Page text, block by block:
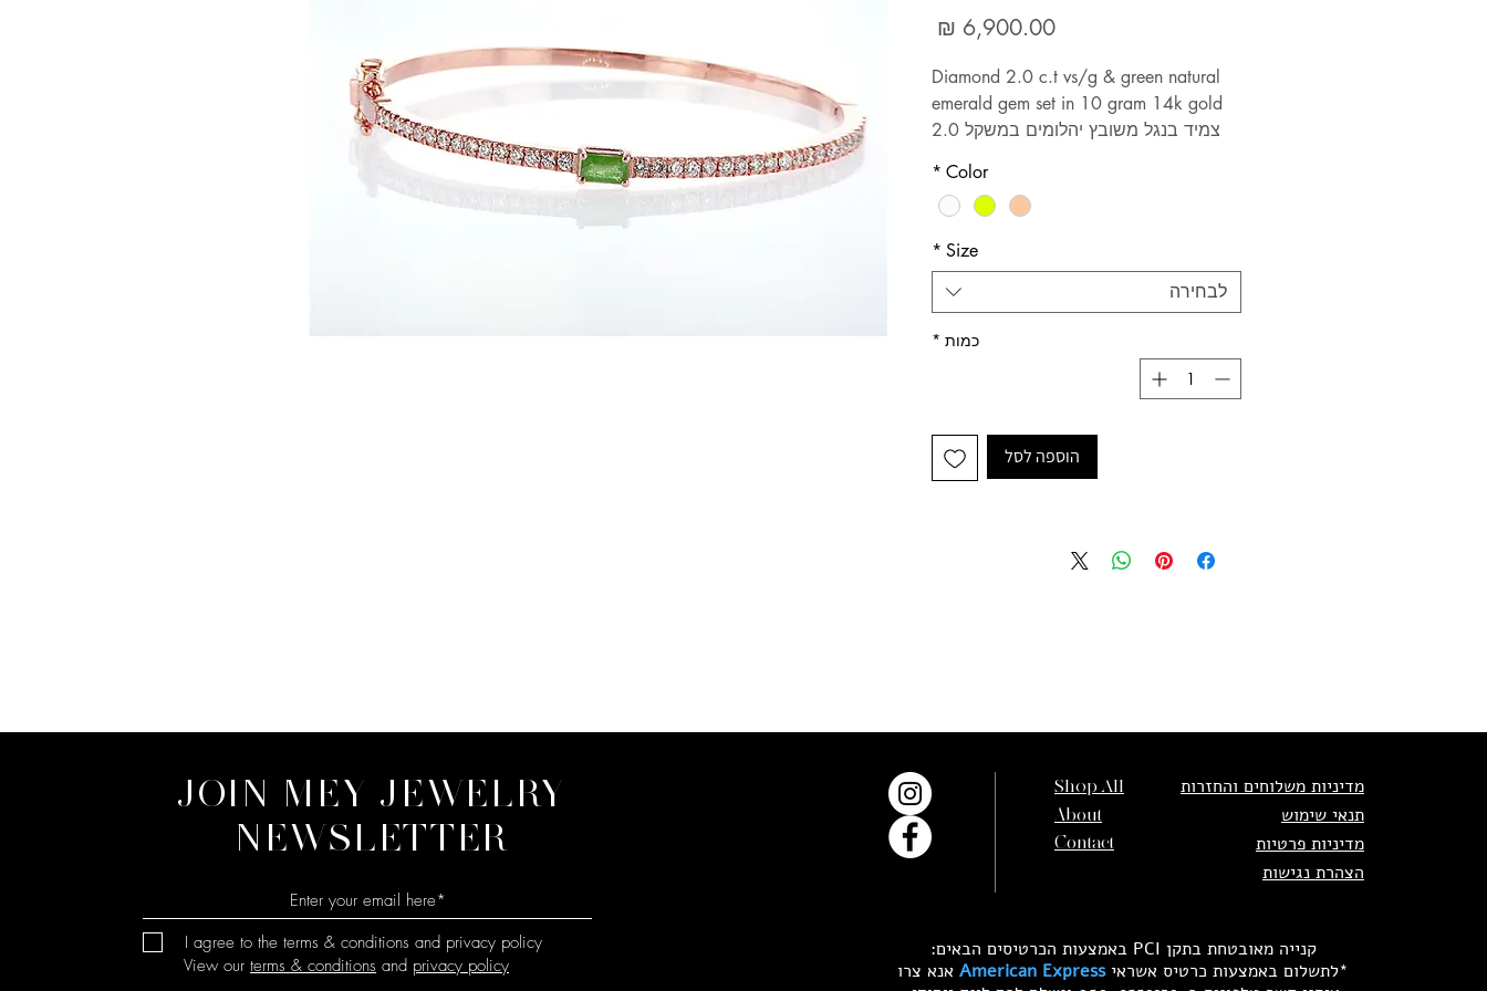
Diamond 2.0 c.t vs/g & green natural
emerald gem set in 10 gram 14k gold
צמיד בנגל משובץ יהלומים במשקל 2.0
מידות m-l יהיו בתוספת תשלום בגלל
Color
*
Size
*
לבחירה
כמות *
הוספה לסל
JOIN MEY JEWELRY
NEWSLETTER
I agree to the terms & conditions and privacy policy
View our terms & conditions and privacy policy
Shop All
About
Contact
מדיניות משלוחים והחזרות
תנאי שימוש
מדיניות פרטיות
הצהרת נגישות
קנייה מאובטחת בתקן PCI באמצעות הכרטיסים הבאים:
*לתשלום באמצעות כרטיס אשראיAmerican Express אנא צרו